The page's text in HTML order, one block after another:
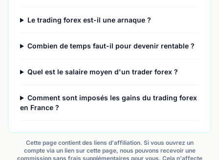
Le trading forex est-il une arnaque ?
Combien de temps faut-il pour devenir rentable ?
Quel est le salaire moyen d'un trader forex ?
Comment sont imposés les gains du trading forex
en France ?
Cette page contient des liens d'affiliation. Si vous ouvrez un
compte via un lien sur cette page, nous pouvons recevoir une
commission sans frais supplémentaires pour vous. Cela n'affecte